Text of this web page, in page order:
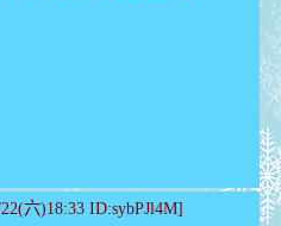
六)18:33 ID:sybPJl4M]